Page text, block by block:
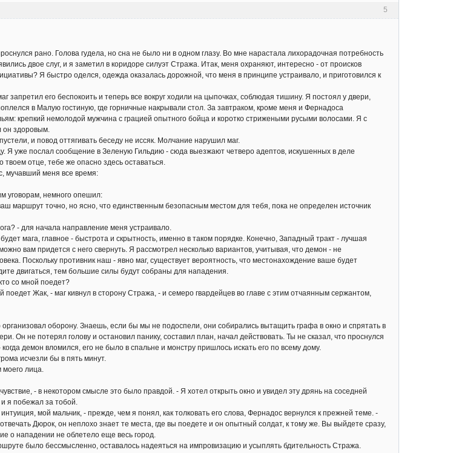
5
рано. Голова гудела, но сна не было ни в одном глазу. Во мне нарастала лихорадочная потребность
двое слуг, и я заметил в коридоре силуэт Стража. Итак, меня охраняют, интересно - от происков
Я быстро оделся, одежда оказалась дорожной, что меня в принципе устраивало, и приготовился к
его беспокоить и теперь все вокруг ходили на цыпочках, соблюдая тишину. Я постоял у двери,
в Малую гостиную, где горничные накрывали стол. За завтраком, кроме меня и Фернадоса
крепкий немолодой мужчина с грацией опытного бойца и коротко стрижеными русыми волосами. Я с
он здоровым.
и повод оттягивать беседу не иссяк. Молчание нарушил маг.
Я уже послал сообщение в Зеленую Гильдию - сюда выезжают четверо адептов, искушенных в деле
отце, тебе же опасно здесь оставаться.
мучавший меня все время:
уговорам, немного опешил:
маршрут точно, но ясно, что единственным безопасным местом для тебя, пока не определен источник
- для начала направление меня устраивало.
мага, главное - быстрота и скрытность, именно в таком порядке. Конечно, Западный тракт - лучшая
вам придется с него свернуть. Я рассмотрел несколько вариантов, учитывая, что демон - не
Поскольку противник наш - явно маг, существует вероятность, что местонахождение ваше будет
двигаться, тем большие силы будут собраны для нападения.
со мной поедет?
Жак, - маг кивнул в сторону Стража, - и семеро гвардейцев во главе с этим отчаянным сержантом,
оборону. Знаешь, если бы мы не подоспели, они собирались вытащить графа в окно и спрятать в
Он не потерял голову и остановил панику, составил план, начал действовать. Ты не сказал, что проснулся
демон вломился, его не было в спальне и монстру пришлось искать его по всему дому.
исчезли бы в пять минут.
лица.
- в некотором смысле это было правдой. - Я хотел открыть окно и увидел эту дрянь на соседней
я побежал за тобой.
мой мальчик, - прежде, чем я понял, как толковать его слова, Фернадос вернулся к прежней теме. -
Дюрок, он неплохо знает те места, где вы поедете и он опытный солдат, к тому же. Вы выйдете сразу,
о нападении не облетело еще весь город.
было бессмысленно, оставалось надеяться на импровизацию и усыплять бдительность Стража.